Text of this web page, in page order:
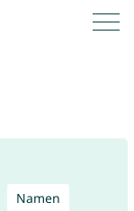
Namen